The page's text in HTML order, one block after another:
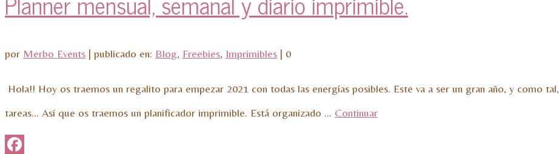
por Merbo Events | publicado en: Blog, Freebies, Imprimibles | 0
Hola!! Hoy os traemos un regalito para empezar 2021 con todas las energías posibles. Este va a ser un gran año, y como
tareas… Así que os traemos un planificador imprimible. Está organizado … Continuar